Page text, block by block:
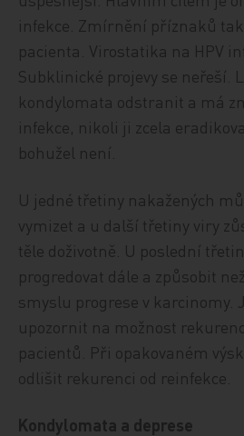
infekce. Zmírnění příznaků
pacienta. Virostatika na HPV
Subklinické projevy se neřeší.
kondylomata odstranit a má
infekce, nikoli ji zcela
bohužel není.
U jedné třetiny nakažených
vymizet a u další třetiny viry
těle doživotně. U poslední
progredovat dále a způsobit
smyslu progrese v karcinomy.
upozornit na možnost
pacientů. Při opakovaném
odlišit rekurenci od reinfekce.
Kondylomata a deprese